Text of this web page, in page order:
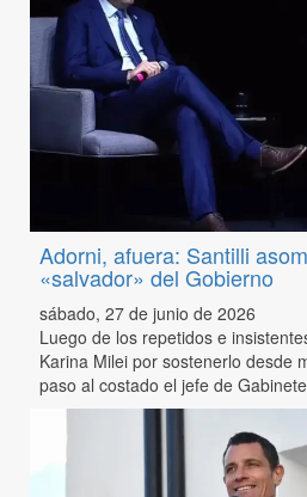
Adorni, afuera: Santilli
«salvador» del Gobierno
sábado, 27 de junio de 2026
Luego de los repetidos e
Karina Milei por sostenerlo desde
paso al costado el jefe de